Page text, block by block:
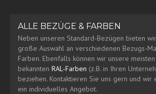
ALLE BEZÜGE & FARBEN
Neben unseren Standard-Bezügen bieten
große Auswahl an verschiedenen Bezugs-
Farben. Ebenfalls können wir unsere
bekannten RAL-Farben (z.B. in Ihren
beziehen. Kontaktieren Sie uns gern und wir
ein individuelles Angebot.